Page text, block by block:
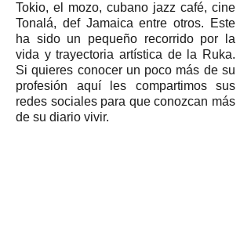
Tokio, el mozo, cubano jazz café, cine
Tonalá, def Jamaica entre otros. Este
ha sido un pequeño recorrido por la
vida y trayectoria artística de la Ruka.
Si quieres conocer un poco más de su
profesión aquí les compartimos sus
redes sociales para que conozcan más
de su diario vivir.